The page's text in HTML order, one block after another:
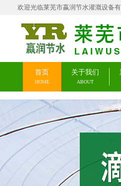
欢迎光临莱芜市嬴润节水灌溉设备有
首页
HOME
关于我们
ABOUT